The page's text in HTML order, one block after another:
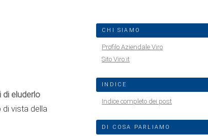
eluderlo
vista della
CHI SIAMO
Profilo Aziendale Viro
Sito Viro.it
INDICE
Indice completo dei post
DI COSA PARLIAMO